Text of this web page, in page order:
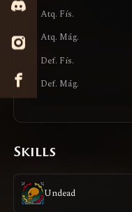
Atq. Fís.
Atq. Mág.
Def. Fís.
Def. Mág.
Skills
Undead